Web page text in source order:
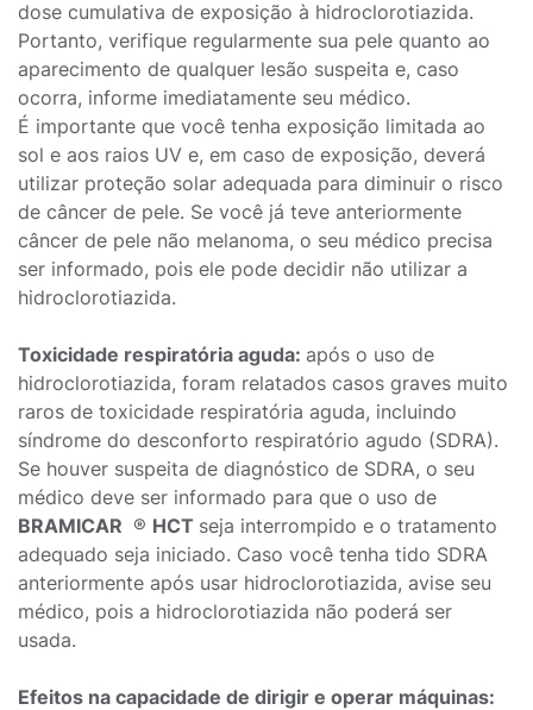
dose cumulativa de exposição à hidroclorotiazida.
Portanto, verifique regularmente sua pele quanto ao
aparecimento de qualquer lesão suspeita e, caso
ocorra, informe imediatamente seu médico.
É importante que você tenha exposição limitada ao
sol e aos raios UV e, em caso de exposição, deverá
utilizar proteção solar adequada para diminuir o risco
de câncer de pele. Se você já teve anteriormente
câncer de pele não melanoma, o seu médico precisa
ser informado, pois ele pode decidir não utilizar a
hidroclorotiazida.
Toxicidade respiratória aguda: após o uso de
hidroclorotiazida, foram relatados casos graves muito
raros de toxicidade respiratória aguda, incluindo
síndrome do desconforto respiratório agudo (SDRA).
Se houver suspeita de diagnóstico de SDRA, o seu
médico deve ser informado para que o uso de
BRAMICAR ® HCT seja interrompido e o tratamento
adequado seja iniciado. Caso você tenha tido SDRA
anteriormente após usar hidroclorotiazida, avise seu
médico, pois a hidroclorotiazida não poderá ser
usada.
Efeitos na capacidade de dirigir e operar máquinas: